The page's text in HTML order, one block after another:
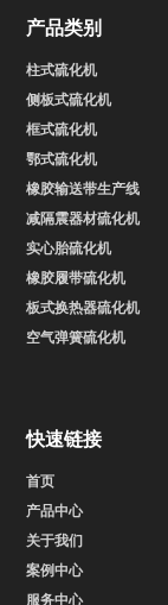
产品类别
柱式硫化机
侧板式硫化机
框式硫化机
鄂式硫化机
橡胶输送带生产线
减隔震器材硫化机
实心胎硫化机
橡胶履带硫化机
板式换热器硫化机
空气弹簧硫化机
快速链接
首页
产品中心
关于我们
案例中心
服务中心